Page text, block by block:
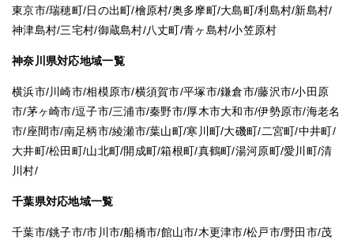
東京市/瑞穂町/日の出町/檜原村/奥多摩町/大島町/利島村/新島村/
神津島村/三宅村/御蔵島村/八丈町/青ヶ島村/小笠原村
神奈川県対応地域一覧
横浜市/川崎市/相模原市/横須賀市/平塚市/鎌倉市/藤沢市/小田原
市/茅ヶ崎市/逗子市/三浦市/秦野市/厚木市大和市/伊勢原市/海老名
市/座間市/南足柄市/綾瀬市/葉山町/寒川町/大磯町/二宮町/中井町/
大井町/松田町/山北町/開成町/箱根町/真鶴町/湯河原町/愛川町/清
川村/
千葉県対応地域一覧
千葉市/銚子市/市川市/船橋市/館山市/木更津市/松戸市/野田市/茂